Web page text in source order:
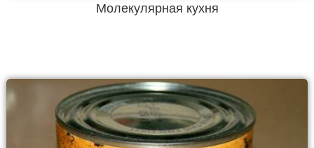
Молекулярная кухня